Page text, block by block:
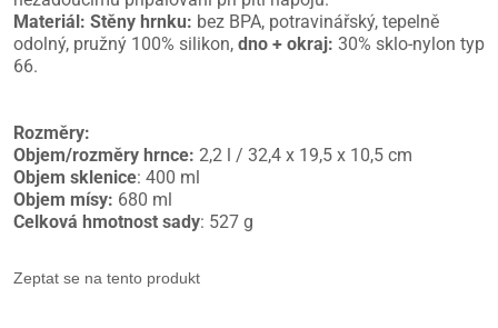
Materiál: Stěny hrnku: bez BPA, potravinářský, tepelně
odolný, pružný 100% silikon, dno + okraj: 30% sklo-nylon typ
66.
Rozměry:
Objem/rozměry hrnce: 2,2 l / 32,4 x 19,5 x 10,5 cm
Objem sklenice: 400 ml
Objem mísy: 680 ml
Celková hmotnost sady: 527 g
Zeptat se na tento produkt